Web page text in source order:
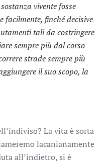
vivente fosse
facilmente, finché decisive
tali da costringere
sempre più dal corso
strade sempre più
il suo scopo, la
La vita è sorta
lacanianamente
all’indietro, si è